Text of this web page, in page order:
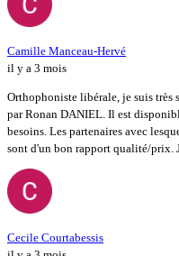
Camille Manceau-Hervé
il y a 3 mois
Orthophoniste libérale, je suis très
par Ronan DANIEL. Il est
besoins. Les partenaires avec
sont d'un bon rapport qualité/prix.
Cecile Courtabessis